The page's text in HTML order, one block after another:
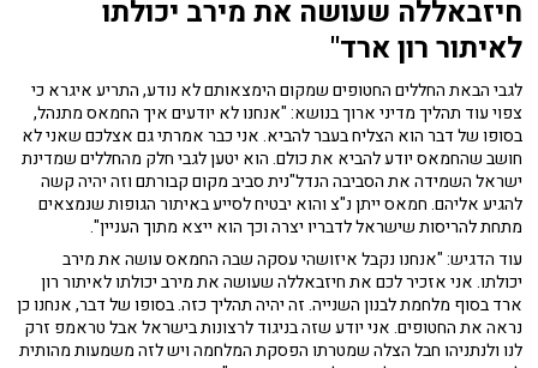
חיזבאללה שעושה את מירב יכולתו
לאיתור רון ארד"
לגבי הבאת החללים החטופים שמקום הימצאותם לא נודע, התריע איגרא כי
צפוי עוד תהליך מדיני ארוך בנושא: "אנחנו לא יודעים איך החמאס מתנהל,
בסופו של דבר הוא הצליח בעבר להביא. אני כבר אמרתי גם אצלכם שאני לא
חושב שהחמאס יודע להביא את כולם. הוא יטען לגבי חלק מהחללים שמדינת
ישראל השמידה את הסביבה הנדל"נית סביב מקום קבורתם וזה יהיה קשה
להגיע אליהם. חמאס ייתן נ"צ והוא יבטיח לסייע באיתור הגופות שנמצאים
מתחת להריסות שישראל לדבריו יצרה וכך הוא ייצא מתוך העניין".
עוד הדגיש: "אנחנו נקבל איזושהי עסקה שבה החמאס עושה את מירב
יכולתו. אני אזכיר לכם את חיזבאללה שעושה את מירב יכולתו לאיתור רון
ארד בסוף מלחמת לבנון השנייה. זה יהיה תהליך כזה. בסופו של דבר, אנחנו כן
נראה את החטופים. אני יודע שזה בניגוד לרצונות בישראל אבל טראמפ זרק
לנו ולנתניהו חבל הצלה שמטרתו הפסקת המלחמה ויש לזה משמעות מהותית